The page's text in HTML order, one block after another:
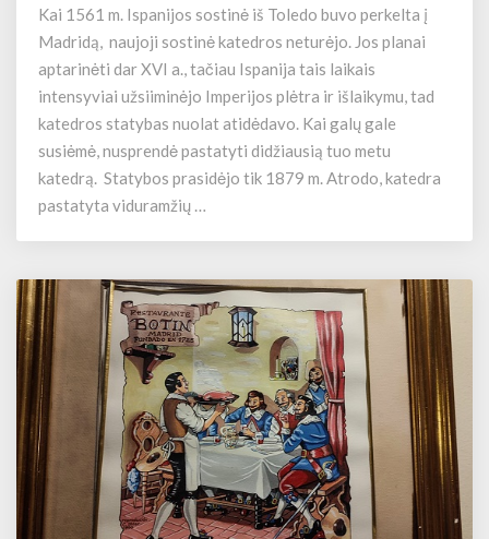
t
e
d
r
a
e
l
a
l
m
u
d
e
n
a
Kai 1561 m. Ispanijos sostinė iš Toledo buvo perkelta į
Madridą, naujoji sostinė katedros neturėjo. Jos planai
aptarinėti dar XVI a., tačiau Ispanija tais laikais
intensyviai užsiiminėjo Imperijos plėtra ir išlaikymu, tad
katedros statybas nuolat atidėdavo. Kai galų gale
susiėmė, nusprendė pastatyti didžiausią tuo metu
katedrą. Statybos prasidėjo tik 1879 m. Atrodo, katedra
pastatyta viduramžių …